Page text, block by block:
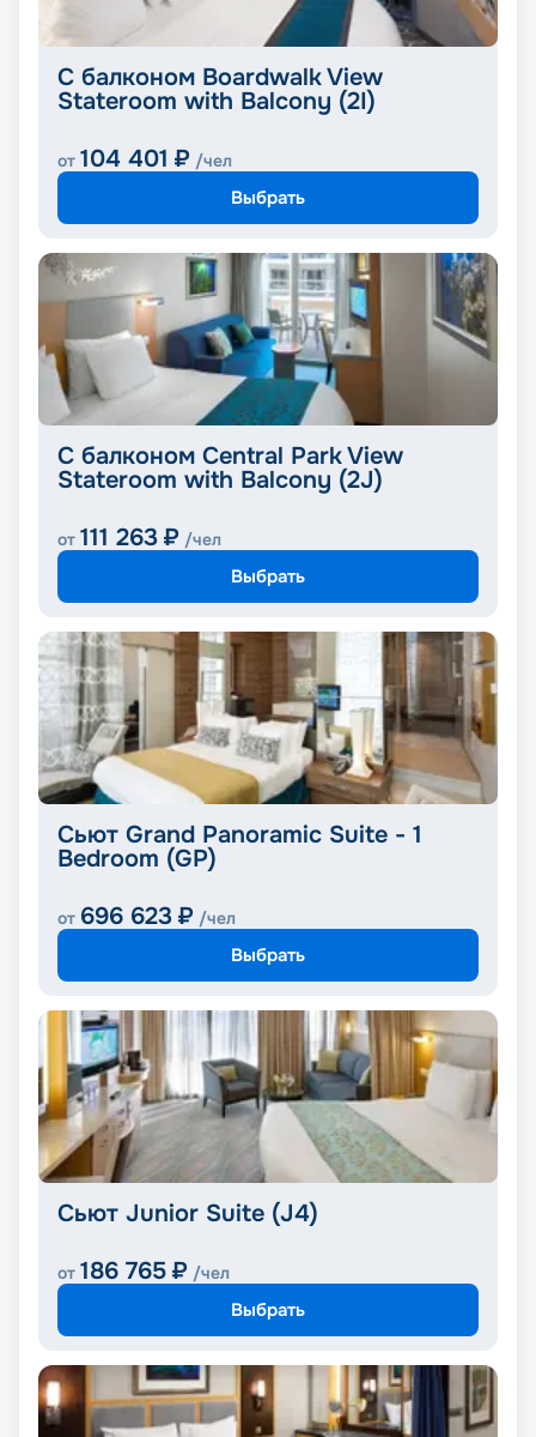
С балконом Boardwalk View
Stateroom with Balcony (2I)
от 104 401 ₽ /чел
Выбрать
С балконом Central Park View
Stateroom with Balcony (2J)
от 111 263 ₽ /чел
Выбрать
Сьют Grand Panoramic Suite - 1
Bedroom (GP)
от 696 623 ₽ /чел
Выбрать
Сьют Junior Suite (J4)
от 186 765 ₽ /чел
Выбрать